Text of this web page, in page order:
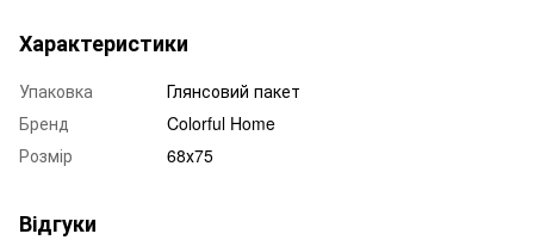
Характеристики
Упаковка
Глянсовий пакет
Бренд
Colorful Home
Розмір
68х75
Відгуки